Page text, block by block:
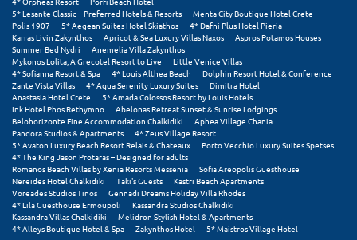
5* Lesante Classic – Preferred Hotels & Resorts
Menta City Boutique Hotel Crete
Polis 1907
5* Aegean Suites Hotel Skiathos
4* Dafni Plus Hotel Pieria
Karras Livin Zakynthos
Apricot & Sea Luxury Villas Naxos
Aspros Potamos Houses
Summer Bed Nydri
Anemelia Villa Zakynthos
Mykonos Lolita, A Grecotel Resort to Live
Little Venice Villas
4* Sofianna Resort & Spa
4* Louis Althea Beach
Dolphin Resort Hotel & Conference
Zante Vista Villas
4* Aqua Serenity Luxury Suites
Dimitra Hotel
Anastasia Hotel Crete
5* Amada Colossos Resort by Louis Hotels
Ink Hotel Phos Rethymno
Abelonas Retreat Sunset & Sunrise Lodgings
Belohorizonte Fine Accommodation Chalkidiki
Aphea Village Chania
Pandora Studios & Apartments
4* Zeus Village Resort
5* Avaton Luxury Beach Resort Relais & Chateaux
Porto Vecchio Luxury Suites Spetses
4* The King Jason Protaras – Designed for adults
Romanos Beach Villas by Xenia Resorts Messenia
Sofia Areopolis Guesthouse
Nereides Hotel Chalkidiki
Taki's Guests
Kastri Beach Apartments
Voreades Studios Tinos
Gennadi Dreams Holiday Villa Rhodes
4* Lila Guesthouse Ermoupoli
Kassandra Studios Chalkidiki
Kassandra Villas Chalkidiki
Melidron Stylish Hotel & Apartments
4* Alleys Boutique Hotel & Spa
Zakynthos Hotel 5* Maistros Village Hotel